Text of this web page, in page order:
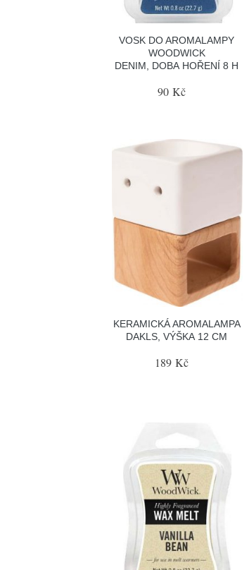
VOSK DO AROMALAMPY
WOODWICK
DENIM, DOBA HOŘENÍ 8 H
90 Kč
KERAMICKÁ AROMALAMPA
DAKLS, VÝŠKA 12 CM
189 Kč